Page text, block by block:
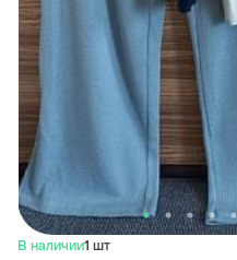
В наличии1 шт